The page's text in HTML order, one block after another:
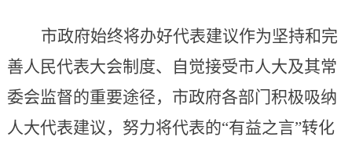
市政府始终将办好代表建议作为坚持和完
善人民代表大会制度、自觉接受市人大及其常
委会监督的重要途径，市政府各部门积极吸纳
人大代表建议，努力将代表的“有益之言”转化